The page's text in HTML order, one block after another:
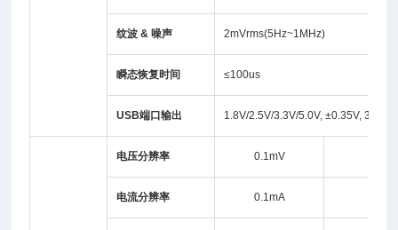
纹波 &噪声 2mVrms(5Hz~1MHz)
瞬态恢复时间 ≤100us
USB端口输出 1.8V/2.5V/3.3V/5.0V, ±0.35V, 3A
电压分辨率 0.1mV
电流分辨率 0.1mA